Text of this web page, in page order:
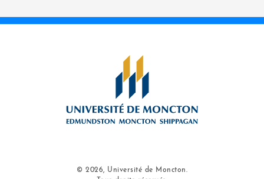
© 2026, Université de Moncton.